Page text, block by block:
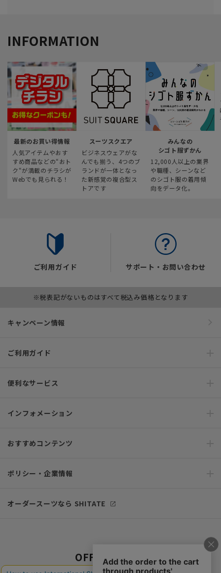
INFORMATION
最新のお買い得情報
人気アイテムやおす
すめ商品などの“おト
ク“が満載のチラシが
Webでも見られる！
スーツスクエア
ビジネスウェアがな
んでも揃う、4つのブ
ランドが一体となっ
た新感覚の複合型ス
トアです
みんなの
シゴト服ずかん
12,000人以上の業界
や職種、シーンなど
のシゴト服の着用傾
向をデータ化。
ご利用ガイド サポート・お問い合わせ
※税表記がないものはすべて税込み価格となります
キャンペーン情報
ご利用ガイド
便利なサービス
インフォメーション
おすすめコンテンツ
ポリシー・企業情報
オーダースーツなら SHITATE
OFFICIAL SNS